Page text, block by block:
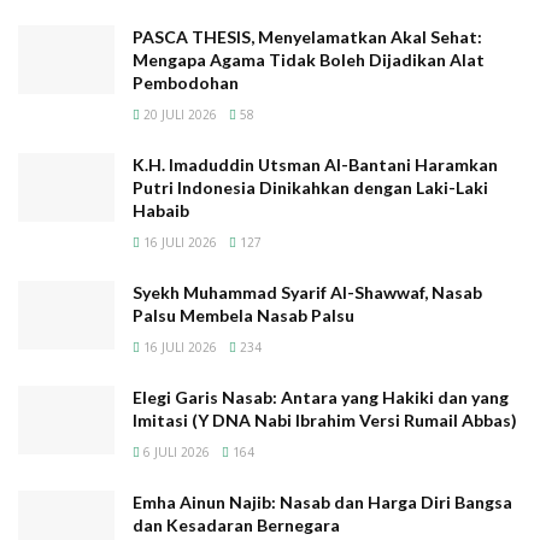
Pada saat itu dari Banten turut hadir antara lain kiyai
mas Abdurrahman yang mewakili jamaah Mat ‘laul
Anwar. KH. Mas Abdurrahman adalah putra kiyai Mas
kampung Janaka, tepatnya di lereng Gunung Haseupan
Pandeglang Banten. Ayahnya K. Mas Djamal al –
Djanakawi adalah keturunan Mas Jong dan Agus Ju
gunung Haseupan dalam rangka bergerilya menyusun
kekuatan melawan penjajah Belanda.
Kiyai Mas Abdurrahman pernah berguru kepada KH.
Sahib di kampung Kadu pinang, KH. Ma ‘mun Serang,
Syeikh Asnawi Caringin, syeikh Nawawi al – Bantani dan
dari Makkah pada tahun 1910 M. Kiyai Mas
PASCA THESIS, Menyelamatkan Akal Sehat:
Mengapa Agama Tidak Boleh Dijadikan Alat
Pembodohan
20 JULI 2026 58
K.H. Imaduddin Utsman Al-Bantani Haramkan
Putri Indonesia Dinikahkan dengan Laki-Laki
Habaib
16 JULI 2026 127
Syekh Muhammad Syarif Al-Shawwaf, Nasab
Palsu Membela Nasab Palsu
16 JULI 2026 234
Elegi Garis Nasab: Antara yang Hakiki dan yang
Imitasi (Y DNA Nabi Ibrahim Versi Rumail Abbas)
6 JULI 2026 164
Emha Ainun Najib: Nasab dan Harga Diri Bangsa
dan Kesadaran Bernegara